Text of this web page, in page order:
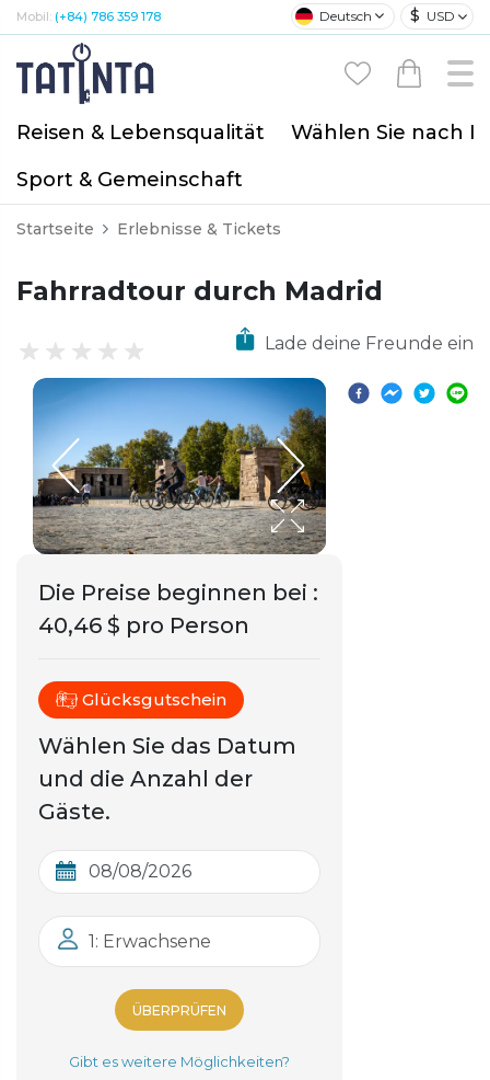
Mobil: (+84) 786 359 178 Deutsch $ USD
Reisen & Lebensqualität
Wählen Sie nach
Sport & Gemeinschaft
Startseite Erlebnisse & Tickets
Fahrradtour durch Madrid
Lade deine Freunde ein
Die Preise beginnen bei :
40,46 $ pro Person
Glücksgutschein
Wählen Sie das Datum
und die Anzahl der
Gäste.
1: Erwachsene
ÜBERPRÜFEN
Gibt es weitere Möglichkeiten?